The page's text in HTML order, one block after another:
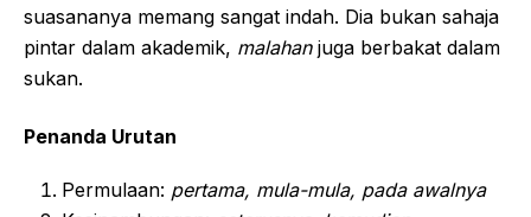
suasananya memang sangat indah. Dia bukan sahaja
pintar dalam akademik, malahanjuga berbakat dalam
sukan.
Penanda Urutan
Permulaan: pertama, mula-mula, pada awalnya